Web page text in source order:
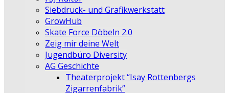
Siebdruck- und Grafikwerkstatt
GrowHub
Skate Force Döbeln 2.0
Zeig mir deine Welt
Jugendbüro Diversity
AG Geschichte
Theaterprojekt “Isay Rottenbergs
Zigarrenfabrik”